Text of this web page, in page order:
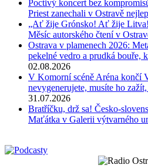
Poctivý koncert bez
Priest zanechali v Ostravě
„Ať žije Grónsko! Ať žije
Měsíc autorského čtení v
Ostrava v plamenech 2026:
pekelné vedro a prudká bouře,
02.08.2026
V Komorní scéně Aréna končí
nevygenerujete, musíte ho
31.07.2026
Bratříčku, drž sa! Česko-
Maťátka v Galerii výtvarného